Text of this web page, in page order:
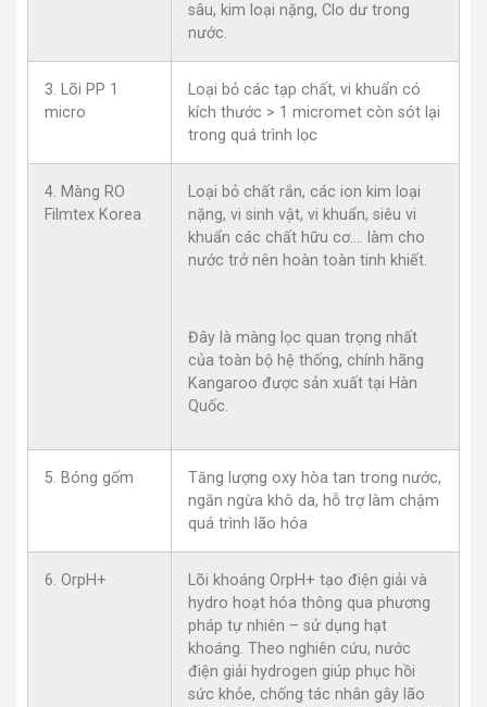
sâu, kim loại nặng, Clo dư trong
nước.
3. Lõi PP 1
micro
Loại bỏ các tạp chất, vi khuẩn có
kích thước > 1 micromet còn sót lại
trong quá trình lọc
4. Màng RO
Filmtex Korea
Loại bỏ chất rắn, các ion kim loại
nặng, vi sinh vật, vi khuẩn, siêu vi
khuẩn các chất hữu cơ…. làm cho
nước trở nên hoàn toàn tinh khiết.
Đây là màng lọc quan trọng nhất
của toàn bộ hệ thống, chính hãng
Kangaroo được sản xuất tại Hàn
Quốc.
5. Bóng gốm
Tăng lượng oxy hòa tan trong nước,
ngăn ngừa khô da, hỗ trợ làm chậm
quá trình lão hóa
6. OrpH+
Lõi khoáng OrpH+ tạo điện giải và
hydro hoạt hóa thông qua phương
pháp tự nhiên – sử dụng hạt
khoáng. Theo nghiên cứu, nước
điện giải hydrogen giúp phục hồi
sức khỏe, chống tác nhân gây lão